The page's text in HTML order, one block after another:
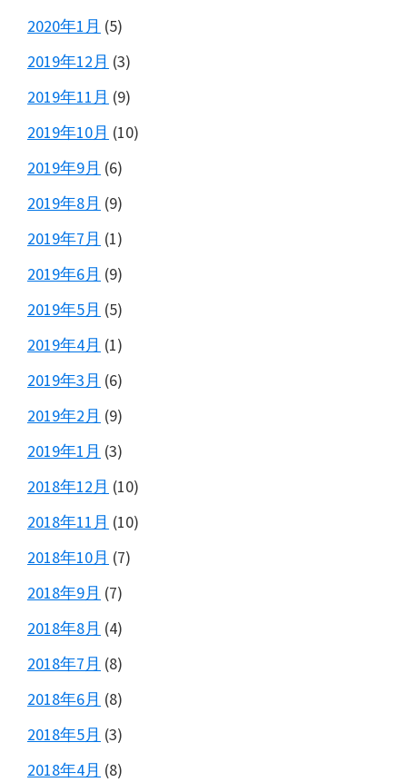
2020年1月 (5)
2019年12月 (3)
2019年11月 (9)
2019年10月 (10)
2019年9月 (6)
2019年8月 (9)
2019年7月 (1)
2019年6月 (9)
2019年5月 (5)
2019年4月 (1)
2019年3月 (6)
2019年2月 (9)
2019年1月 (3)
2018年12月 (10)
2018年11月 (10)
2018年10月 (7)
2018年9月 (7)
2018年8月 (4)
2018年7月 (8)
2018年6月 (8)
2018年5月 (3)
2018年4月 (8)